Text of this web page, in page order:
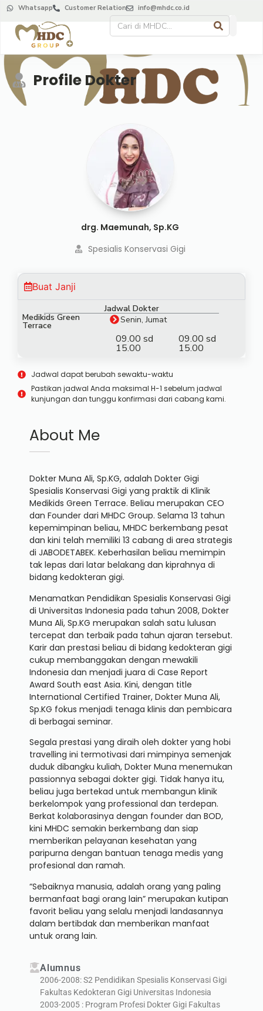
Whatsapp Customer Relation info@mhdc.co.id
Profile Dokter
drg. Maemunah, Sp.KG
Spesialis Konservasi Gigi
Buat Janji
Jadwal Dokter
Medikids Green
Terrace
Senin, Jumat
09.00 sd
15.00
09.00 sd
15.00
Jadwal dapat berubah sewaktu-waktu
Pastikan jadwal Anda maksimal H-1 sebelum jadwal
kunjungan dan tunggu konfirmasi dari cabang kami.
About Me
Dokter Muna Ali, Sp.KG, adalah Dokter Gigi
Spesialis Konservasi Gigi yang praktik di Klinik
Medikids Green Terrace. Beliau merupakan CEO
dan Founder dari MHDC Group. Selama 13 tahun
kepemimpinan beliau, MHDC berkembang pesat
dan kini telah memiliki 13 cabang di area strategis
di JABODETABEK. Keberhasilan beliau memimpin
tak lepas dari latar belakang dan kiprahnya di
bidang kedokteran gigi.
Menamatkan Pendidikan Spesialis Konservasi Gigi
di Universitas Indonesia pada tahun 2008, Dokter
Muna Ali, Sp.KG merupakan salah satu lulusan
tercepat dan terbaik pada tahun ajaran tersebut.
Karir dan prestasi beliau di bidang kedokteran gigi
cukup membanggakan dengan mewakili
Indonesia dan menjadi juara di Case Report
Award South east Asia. Kini, dengan title
International Certified Trainer, Dokter Muna Ali,
Sp.KG fokus menjadi tenaga klinis dan pembicara
di berbagai seminar.
Segala prestasi yang diraih oleh dokter yang hobi
travelling ini termotivasi dari mimpinya semenjak
duduk dibangku kuliah, Dokter Muna menemukan
passionnya sebagai dokter gigi. Tidak hanya itu,
beliau juga bertekad untuk membangun klinik
berkelompok yang professional dan terdepan.
Berkat kolaborasinya dengan founder dan BOD,
kini MHDC semakin berkembang dan siap
memberikan pelayanan kesehatan yang
paripurna dengan bantuan tenaga medis yang
profesional dan ramah.
“Sebaiknya manusia, adalah orang yang paling
bermanfaat bagi orang lain” merupakan kutipan
favorit beliau yang selalu menjadi landasannya
dalam bertibdak dan memberikan manfaat
untuk orang lain.
Alumnus
2006-2008: S2 Pendidikan Spesialis Konservasi Gigi
Fakultas Kedokteran Gigi Universitas Indonesia
2003-2005 : Program Profesi Dokter Gigi Fakultas